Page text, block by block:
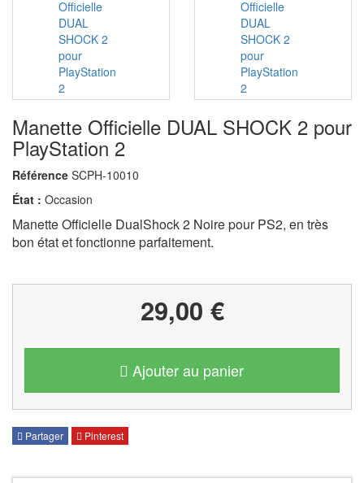
Manette Officielle DUAL SHOCK 2 pour
PlayStation 2
Référence SCPH-10010
État : Occasion
Manette Officielle DualShock 2 Noire pour PS2, en très
bon état et fonctionne parfaitement.
29,00 €
Ajouter au panier
Partager Pinterest